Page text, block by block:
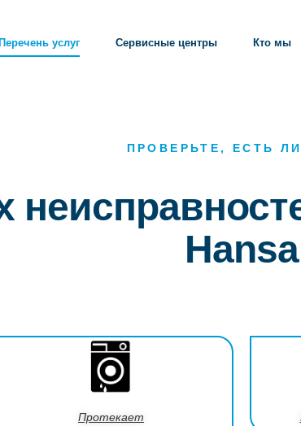
Перечень услуг Сервисные центры Кто мы
ПРОВЕРЬТЕ, ЕСТЬ
Hansa
Протекает